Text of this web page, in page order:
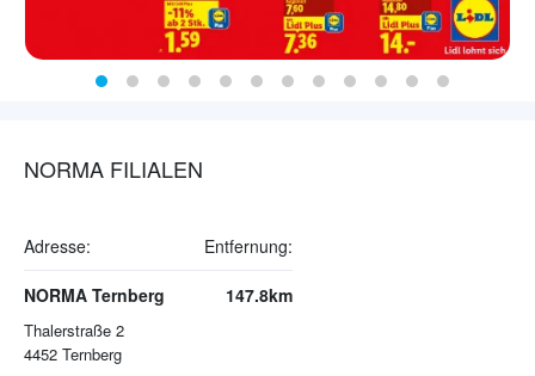
NORMA FILIALEN
Adresse: Entfernung:
NORMA Ternberg
Thalerstraße 2
4452 Ternberg
147.8km